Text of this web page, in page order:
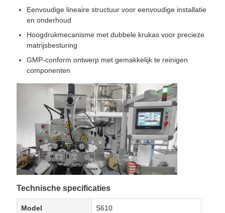
Eenvoudige lineaire structuur voor eenvoudige installatie
en onderhoud
Hoogdrukmecanisme met dubbele krukas voor precieze
matrijsbesturing
GMP-conform ontwerp met gemakkelijk te reinigen
componenten
Technische specificaties
Model S610